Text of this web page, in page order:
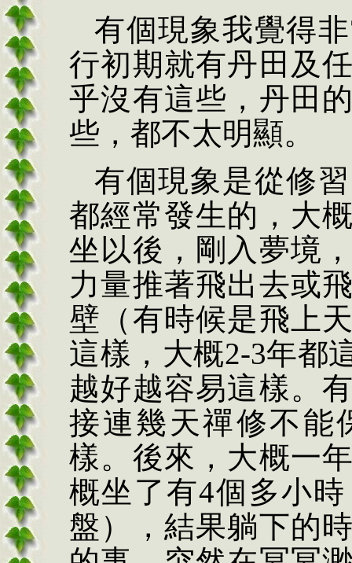
有個現象我覺得
行初期就有丹田及
乎沒有這些，丹田
些，都不太明顯。
有個現象是從修
都經常發生的，大
坐以後，剛入夢境
力量推著飛出去或
壁（有時候是飛上
這樣，大概2-3年都
越好越容易這樣。
接連幾天禪修不能
樣。後來，大概一
概坐了有4個多小
盤），結果躺下的